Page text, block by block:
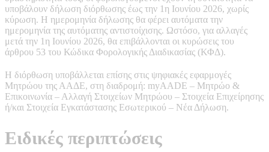
υποβάλουν δήλωση διόρθωσης έως την 1η Ιουνίου 2026, χωρίς
κύρωση. Η ημερομηνία δήλωσης θα φέρει αυτόματα την
ημερομηνία της αυτόματης αντιστοίχισης. Ωστόσο, για αλλαγές
μετά την 1η Ιουνίου 2026, θα επιβάλλονται οι κυρώσεις του
άρθρου 53 του Κώδικα Φορολογικής Διαδικασίας (ΚΦΔ).
Η διόρθωση υποβάλλεται επίσης στις ψηφιακές εφαρμογές
Μητρώου της ΑΑΔΕ, στη διαδρομή: myAADE – Μητρώο &
Επικοινωνία – Αλλαγή Στοιχείων Μητρώου – Στοιχεία Επιχείρησης
ή/και Στοιχεία Εγκατάστασης Εσωτερικού – Νέα Δήλωση.
Ειδικές περιπτώσεις